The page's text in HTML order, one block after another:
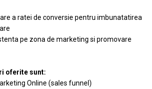
a ratei de conversie pentru imbunatatirea
pe zona de marketing si promovare
oferite sunt:
Online (sales funnel)